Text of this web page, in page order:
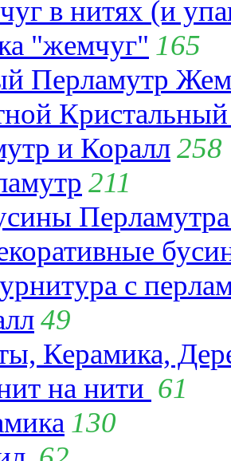
в нитях (и
"жемчуг" 165
Перламутр
и Коралл258
211
с
49
Керамика,
на нити 61
130